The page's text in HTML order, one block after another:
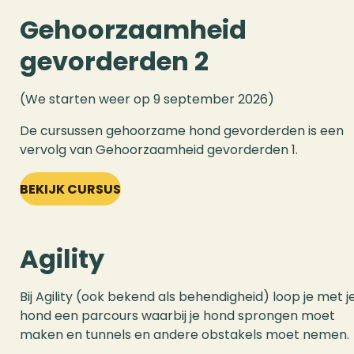
Gehoorzaamheid
gevorderden 2
(We starten weer op 9 september 2026)
De cursussen gehoorzame hond gevorderden is een
vervolg van Gehoorzaamheid gevorderden 1.
BEKIJK CURSUS
Agility
Bij Agility (ook bekend als behendigheid) loop je met
hond een parcours waarbij je hond sprongen moet
maken en tunnels en andere obstakels moet nemen.